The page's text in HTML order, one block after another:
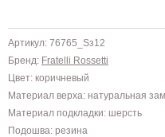
Артикул: 76765_Sз12
Бренд: Fratelli Rossetti
Цвет: коричневый
Материал верха: натуральная
Материал подкладки: шерсть
Подошва: резина